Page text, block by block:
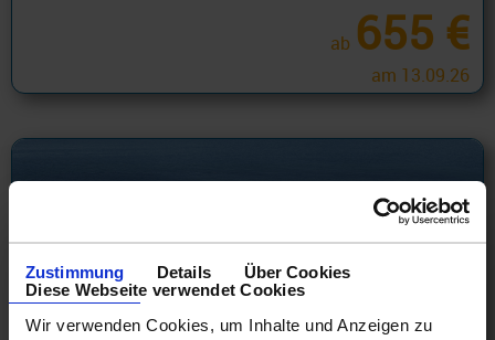
Zustimmung Details
Über Cookies
Diese Webseite verwendet Cookies
Wir verwenden Cookies, um Inhalte und Anzeigen zu
ab 655 €
am 13.09.26